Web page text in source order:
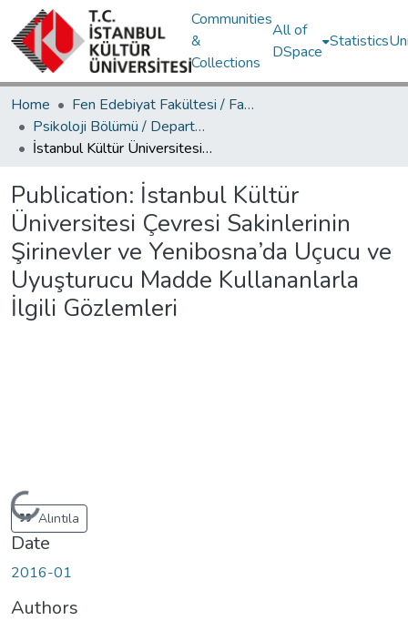
Communities
&
Collections
All of
DSpace
Statistics
Home
Fen Edebiyat Fakültesi / Faculty of Letters and Sciences
Psikoloji Bölümü / Department of Psychology
İstanbul Kültür Üniversitesi Çevresi Sakinlerinin Şirinevler ve Yenibosna’da Uçucu ve Uyuşturucu Madde Kullananlarla İlgili Gözlemleri
Publication: İstanbul Kültür
Üniversitesi Çevresi Sakinlerinin
Şirinevler ve Yenibosna’da Uçucu ve
Uyuşturucu Madde Kullananlarla
İlgili Gözlemleri
Loading...
Alıntıla
Date
2016-01
Authors